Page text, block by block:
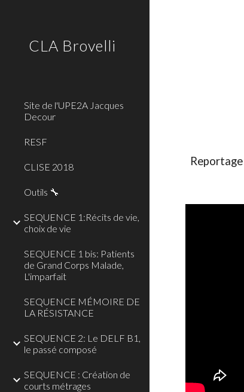
CLA Brovelli
Site de l'UPE2A Jacques
Decour
RESF
CLISE 2018
Outils 🔧
SEQUENCE 1:Récits de vie,
choix de vie
SEQUENCE 1 bis: Patients
de Grand Corps Malade,
L'imparfait
SEQUENCE MÉMOIRE DE
LA RÉSISTANCE
SEQUENCE 2: Le DELF B1,
le passé composé
SEQUENCE : Création de
courts métrages